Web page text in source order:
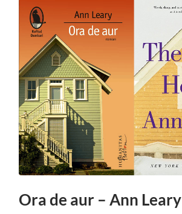
Ora de aur – Ann Leary